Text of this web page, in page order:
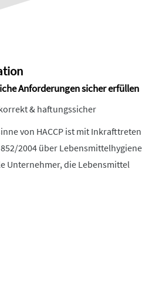
Anforderungen sicher erfüllen
& haftungssicher
von HACCP ist mit Inkrafttreten
2004 über Lebensmittelhygiene
Unternehmer, die Lebensmittel